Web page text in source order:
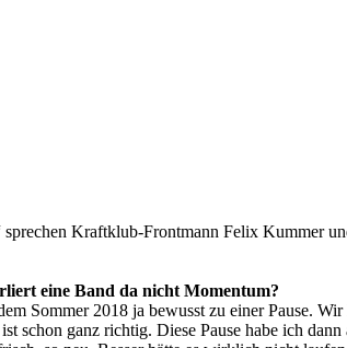
Kraftklub-Frontmann Felix Kummer
eine Band da nicht Momentum?
Sommer 2018 ja bewusst zu einer Pause.
schon ganz richtig. Diese Pause habe ich